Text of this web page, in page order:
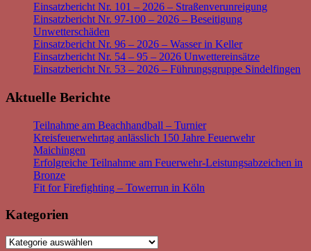
Einsatzbericht Nr. 101 – 2026 – Straßenverunreigung
Einsatzbericht Nr. 97-100 – 2026 – Beseitigung
Unwetterschäden
Einsatzbericht Nr. 96 – 2026 – Wasser in Keller
Einsatzbericht Nr. 54 – 95 – 2026 Unwettereinsätze
Einsatzbericht Nr. 53 – 2026 – Führungsgruppe Sindelfingen
Aktuelle Berichte
Teilnahme am Beachhandball – Turnier
Kreisfeuerwehrtag anlässlich 150 Jahre Feuerwehr
Maichingen
Erfolgreiche Teilnahme am Feuerwehr-Leistungsabzeichen in
Bronze
Fit for Firefighting – Towerrun in Köln
Kategorien
Kategorien